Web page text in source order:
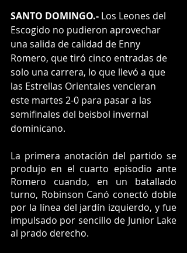
SANTO DOMINGO.- Los Leones del
Escogido no pudieron aprovechar
una salida de calidad de Enny
Romero, que tiró cinco entradas de
solo una carrera, lo que llevó a que
las Estrellas Orientales vencieran
este martes 2-0 para pasar a las
semifinales del beisbol invernal
dominicano.
La primera anotación del partido se
produjo en el cuarto episodio ante
Romero cuando, en un batallado
turno, Robinson Canó conectó doble
por la línea del jardín izquierdo, y fue
impulsado por sencillo de Junior Lake
al prado derecho.